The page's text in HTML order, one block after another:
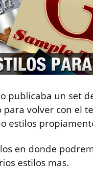
publicaba un set
para volver con el
estilos
en donde
estilos mas.